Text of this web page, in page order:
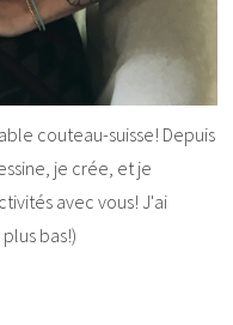
couteau-suisse! Depuis
je crée, et je
avec vous! J'ai
bas!)